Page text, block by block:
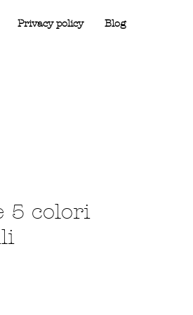
5 colori
Privacy policy Blog